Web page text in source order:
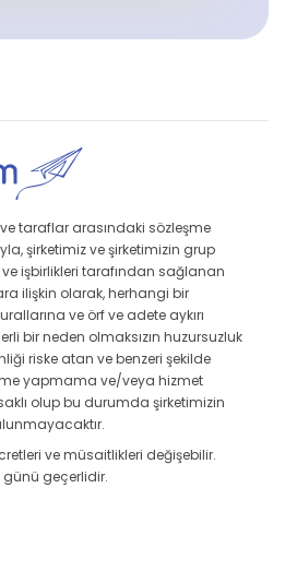
taraflar arasındaki sözleşme
şirketimiz ve şirketimizin grup
ve işbirlikleri tarafından sağlanan
ilişkin olarak, herhangi bir
ve örf ve adete aykırı
bir neden olmaksızın huzursuzluk
riske atan ve benzeri şekilde
yapmama ve/veya hizmet
olup bu durumda şirketimizin
ve müsaitlikleri değişebilir.
günü geçerlidir.